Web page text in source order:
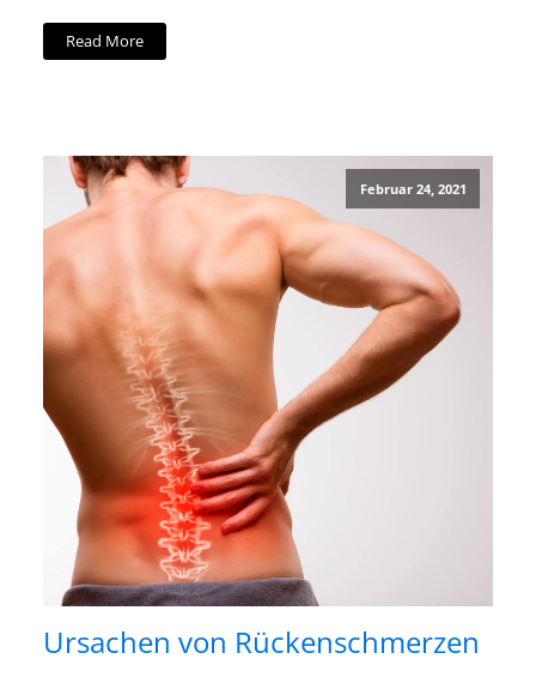
Read More
Februar 24, 2021
Ursachen von Rückenschmerzen